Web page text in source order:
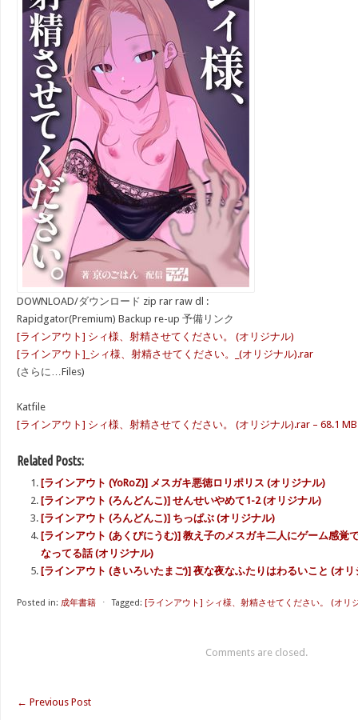
DOWNLOAD/ダウンロード zip rar raw dl :
Rapidgator(Premium) Backup re-up 予備リンク
[ラインアウト] シィ様、射精させてください。 (オリジナル)
[ラインアウト]_シィ様、射精させてください。_(オリジナル).rar
(さらに…Files)
Katfile
[ラインアウト] シィ様、射精させてください。 (オリジナル).rar – 68.1 MB
Related Posts:
[ラインアウト (YoRoZ)] メスガキ悪徳ロリポリス (オリジナル)
[ラインアウト (ろんどんこ)] せんせいやめて1-2 (オリジナル)
[ラインアウト (ろんどんこ)] ちっぱぶ (オリジナル)
[ラインアウト (あくびにうむ)] 教え子のメスガキ二人にゲーム感覚
なってる話 (オリジナル)
[ラインアウト (きいろいたまご)] 夜な夜なふたりはわるいこと (オリ
Posted in: 成年書籍 ⋅ Tagged: [ラインアウト] シィ様、射精させてください。 (オリ
Comments are closed.
← Previous Post